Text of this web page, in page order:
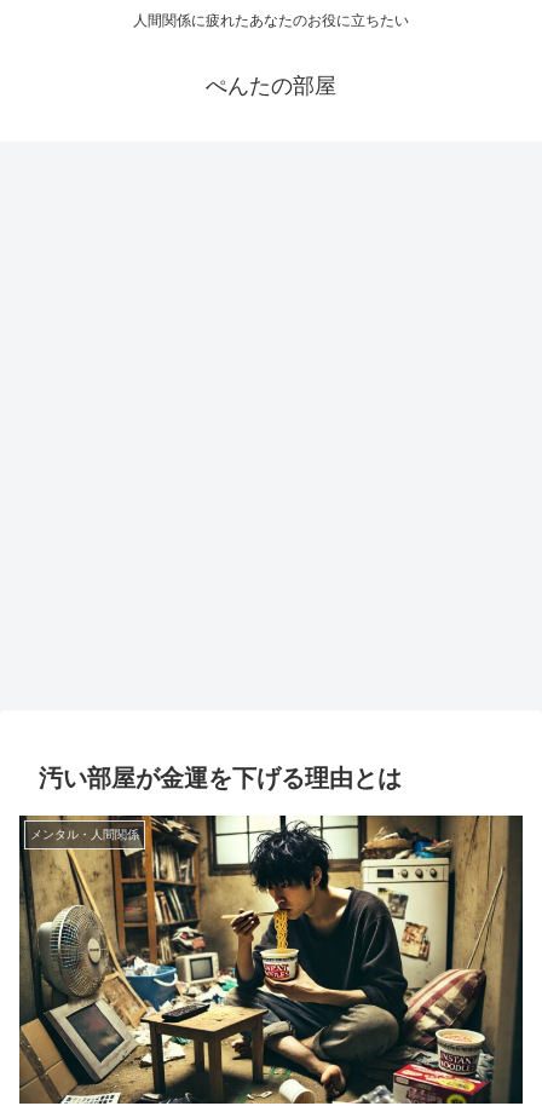
人間関係に疲れたあなたのお役に立ちたい
ぺんたの部屋
汚い部屋が金運を下げる理由とは
メンタル・人間関係